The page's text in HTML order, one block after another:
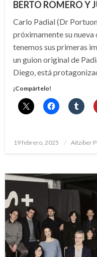
BERTO ROMERO Y
Carlo Padial (Dr
próximamente su nueva
tenemos sus primeras
un guion original de
Diego, está
¡Compártelo!
Publicado
19 febrero, 2025 Aitziber